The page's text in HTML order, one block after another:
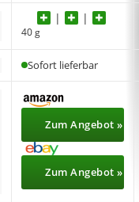
40 g
Sofort lieferbar
Zum Angebot »
Zum Angebot »